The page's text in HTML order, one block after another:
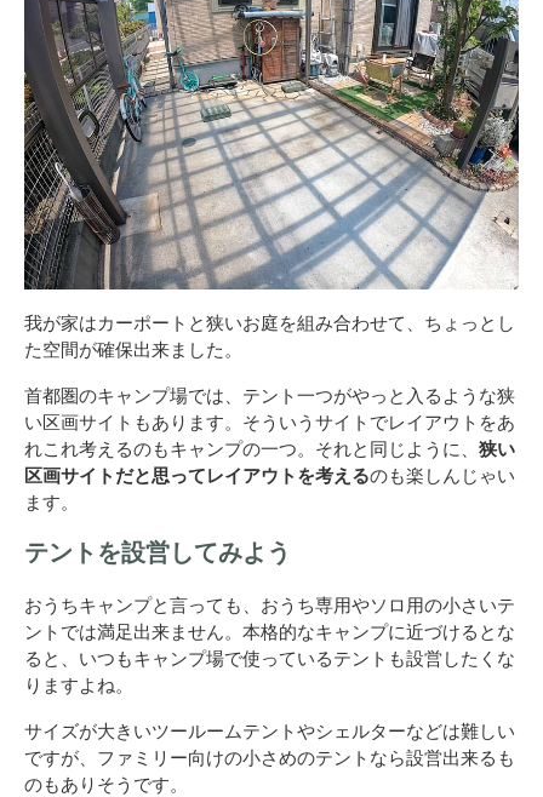
我が家はカーポートと狭いお庭を組み合わせて、ちょっとし
た空間が確保出来ました。
首都圏のキャンプ場では、テント一つがやっと入るような狭
い区画サイトもあります。そういうサイトでレイアウトをあ
れこれ考えるのもキャンプの一つ。それと同じように、 狭い
区画サイトだと思ってレイアウトを考えるのも楽しんじゃい
ます。
テントを設営してみよう
おうちキャンプと言っても、おうち専用やソロ用の小さいテ
ントでは満足出来ません。本格的なキャンプに近づけるとな
ると、いつもキャンプ場で使っているテントも設営したくな
りますよね。
サイズが大きいツールームテントやシェルターなどは難しい
ですが、ファミリー向けの小さめのテントなら設営出来るも
のもありそうです。